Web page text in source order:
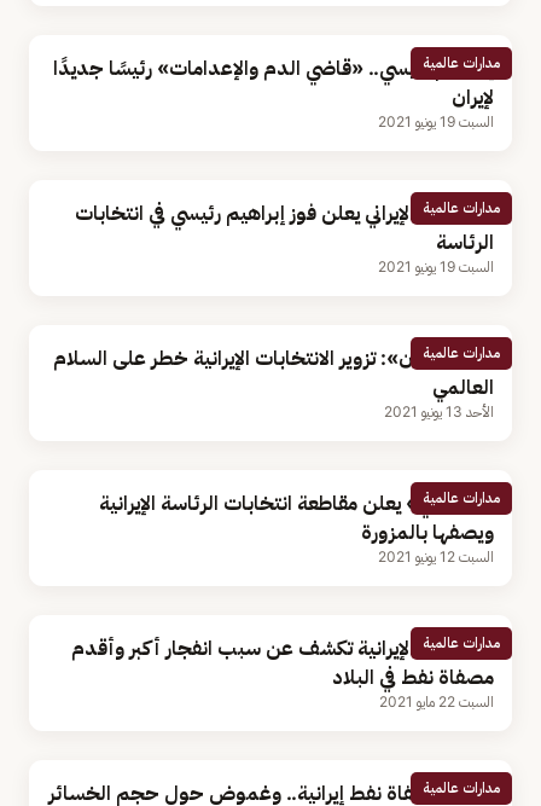
مدارات عالمية
إبراهيم رئيسي.. «قاضي الدم والإعدامات» رئيسًا جديدًا
لإيران
السبت 19 يونيو 2021
مدارات عالمية
التلفزيون الإيراني يعلن فوز إبراهيم رئيسي في انتخابات
الرئاسة
السبت 19 يونيو 2021
مدارات عالمية
«ذا جارديان»: تزوير الانتخابات الإيرانية خطر على السلام
العالمي
الأحد 13 يونيو 2021
مدارات عالمية
«موسوي» يعلن مقاطعة انتخابات الرئاسة الإيرانية
ويصفها بالمزورة
السبت 12 يونيو 2021
مدارات عالمية
السلطات الإيرانية تكشف عن سبب انفجار أكبر وأقدم
مصفاة نفط في البلاد
السبت 22 مايو 2021
مدارات عالمية
انفجار مصفاة نفط إيرانية.. وغموض حول حجم الخسائر